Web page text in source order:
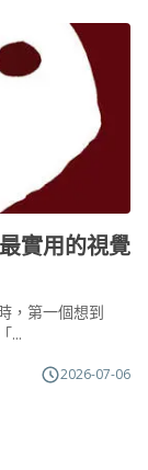
實用的視覺
，第一個想到
...
2026-07-06